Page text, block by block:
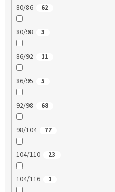
80/86 62
80/98 3
86/92 11
86/95 5
92/98 68
98/104 77
104/110 23
104/116 1